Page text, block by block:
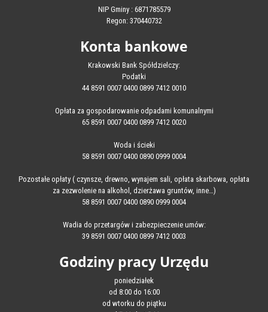
NIP Gminy : 6871785579
Regon: 370440732
Konta bankowe
Krakowski Bank Spółdzielczy:
Podatki
44 8591 0007 0400 0899 7412 0010
Opłata za gospodarowanie odpadami komunalnymi
65 8591 0007 0400 0899 7412 0020
Woda i ścieki
58 8591 0007 0400 0890 0999 0004
Pozostałe opłaty ( czynsze, drewno, wynajem sali, opłata skarbowa, opłata
za zezwolenie na alkohol, dzierżawa gruntów, inne…)
58 8591 0007 0400 0890 0999 0004
Wadia do przetargów i zabezpieczenie umów:
39 8591 0007 0400 0899 7412 0003
Godziny pracy Urzędu
poniedziałek
od 8:00 do 16:00
od wtorku do piątku